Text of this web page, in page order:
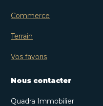
Commerce
Terrain
Vos favoris
Nous contacter
Quadra Immobilier